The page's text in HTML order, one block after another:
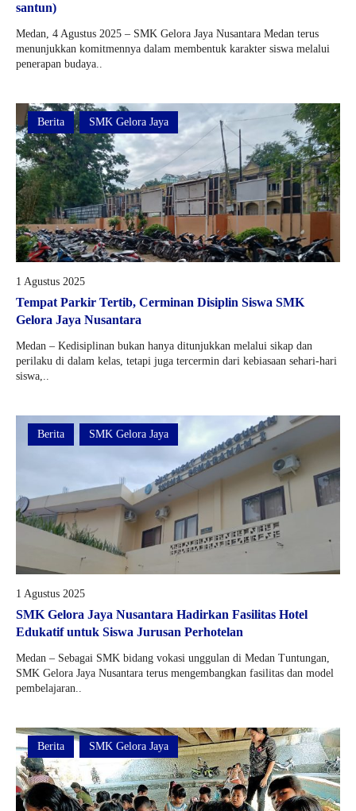
santun)
Medan, 4 Agustus 2025 – SMK Gelora Jaya Nusantara Medan terus
menunjukkan komitmennya dalam membentuk karakter siswa melalui
penerapan budaya..
Berita SMK Gelora Jaya
1 Agustus 2025
Tempat Parkir Tertib, Cerminan Disiplin Siswa SMK
Gelora Jaya Nusantara
Medan – Kedisiplinan bukan hanya ditunjukkan melalui sikap dan
perilaku di dalam kelas, tetapi juga tercermin dari kebiasaan sehari-hari
siswa,..
Berita SMK Gelora Jaya
1 Agustus 2025
SMK Gelora Jaya Nusantara Hadirkan Fasilitas Hotel
Edukatif untuk Siswa Jurusan Perhotelan
Medan – Sebagai SMK bidang vokasi unggulan di Medan Tuntungan,
SMK Gelora Jaya Nusantara terus mengembangkan fasilitas dan model
pembelajaran..
Berita SMK Gelora Jaya